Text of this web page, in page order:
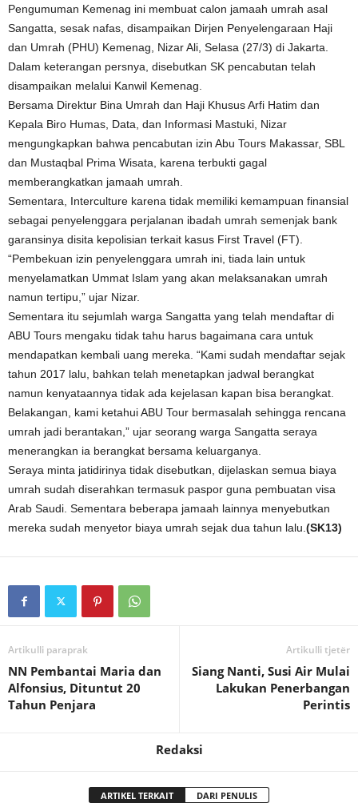
Pengumuman Kemenag ini membuat calon jamaah umrah asal
Sangatta, sesak nafas, disampaikan Dirjen Penyelengaraan Haji
dan Umrah (PHU) Kemenag, Nizar Ali, Selasa (27/3) di Jakarta.
Dalam keterangan persnya, disebutkan SK pencabutan telah
disampaikan melalui Kanwil Kemenag.
Bersama Direktur Bina Umrah dan Haji Khusus Arfi Hatim dan
Kepala Biro Humas, Data, dan Informasi Mastuki, Nizar
mengungkapkan bahwa pencabutan izin Abu Tours Makassar, SBL
dan Mustaqbal Prima Wisata, karena terbukti gagal
memberangkatkan jamaah umrah.
Sementara, Interculture karena tidak memiliki kemampuan finansial
sebagai penyelenggara perjalanan ibadah umrah semenjak bank
garansinya disita kepolisian terkait kasus First Travel (FT).
“Pembekuan izin penyelenggara umrah ini, tiada lain untuk
menyelamatkan Ummat Islam yang akan melaksanakan umrah
namun tertipu,” ujar Nizar.
Sementara itu sejumlah warga Sangatta yang telah mendaftar di
ABU Tours mengaku tidak tahu harus bagaimana cara untuk
mendapatkan kembali uang mereka. “Kami sudah mendaftar sejak
tahun 2017 lalu, bahkan telah menetapkan jadwal berangkat
namun kenyataannya tidak ada kejelasan kapan bisa berangkat.
Belakangan, kami ketahui ABU Tour bermasalah sehingga rencana
umrah jadi berantakan,” ujar seorang warga Sangatta seraya
menerangkan ia berangkat bersama keluarganya.
Seraya minta jatidirinya tidak disebutkan, dijelaskan semua biaya
umrah sudah diserahkan termasuk paspor guna pembuatan visa
Arab Saudi. Sementara beberapa jamaah lainnya menyebutkan
mereka sudah menyetor biaya umrah sejak dua tahun lalu.(SK13)
Artikulli paraprak
NN Pembantai Maria dan
Alfonsius, Dituntut 20
Tahun Penjara
Artikulli tjetër
Siang Nanti, Susi Air Mulai
Lakukan Penerbangan
Perintis
Redaksi
ARTIKEL TERKAIT DARI PENULIS